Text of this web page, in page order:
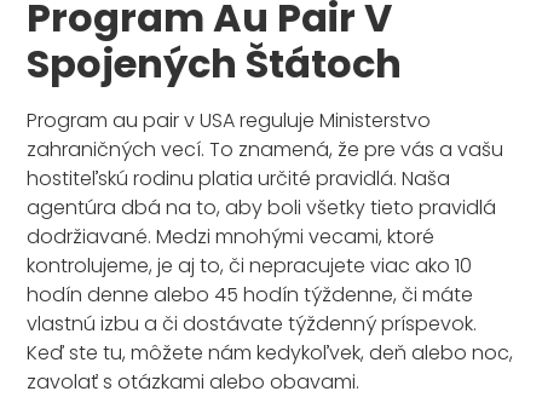
Program Au Pair V
Spojených Štátoch
Program au pair v USA reguluje Ministerstvo
zahraničných vecí. To znamená, že pre vás a vašu
hostiteľskú rodinu platia určité pravidlá. Naša
agentúra dbá na to, aby boli všetky tieto pravidlá
dodržiavané. Medzi mnohými vecami, ktoré
kontrolujeme, je aj to, či nepracujete viac ako 10
hodín denne alebo 45 hodín týždenne, či máte
vlastnú izbu a či dostávate týždenný príspevok.
Keď ste tu, môžete nám kedykoľvek, deň alebo noc,
zavolať s otázkami alebo obavami.